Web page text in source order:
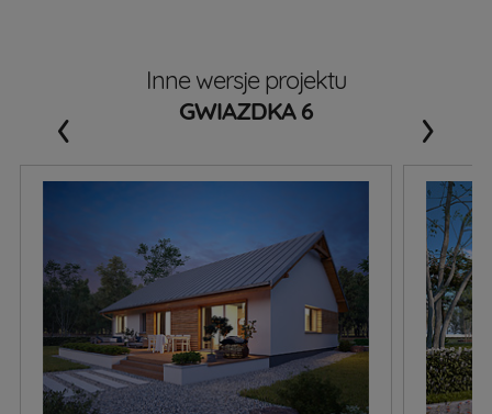
Inne wersje projektu
GWIAZDKA 6
‹ ›